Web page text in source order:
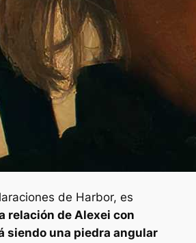
de Harbor, es
relación de Alexei con
siendo una piedra angular